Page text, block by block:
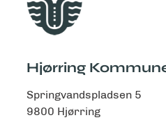
Hjørring
Springvandspladsen 5
9800 Hjørring